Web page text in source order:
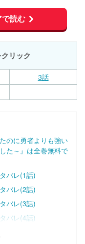
読む
リック
3話
のに勇者よりも強い
た～』は全巻無料で
バレ(1話)
バレ(2話)
バレ(3話)
バレ(4話)